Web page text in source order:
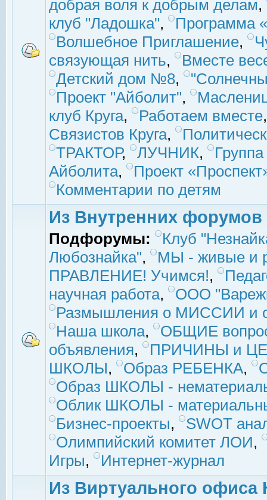
добрая воля к добрым делам,
клуб "Ладошка",
Программа
Волшебное Приглашение,
связующая нить,
Вместе
Детский дом №8,
Проект "Айболит",
клуб Круга, Работаем вместе
Связистов Круга,
ТРАКТОР, ЛУЧНИК,
Айболита,
Проект
Комментарии по детям
Из Внутренних форумов
Подфорумы:
Клуб
Любознайка",
МЫ - живые и
ПРАВЛЕНИЕ! Учимся!,
научная работа,
ООО
Размышления о МИССИИ и
Наша школа,
ОБЩИЕ
объявления,
ПРИЧИНЫ и
ШКОЛЫ, Образ РЕБЕНКА,
Образ ШКОЛЫ -
Облик ШКОЛЫ -
Бизнес-проекты,
SWOT
Олимпийский комитет ЛОИ,
Игры, Интернет-журнал
Из Виртуального офиса